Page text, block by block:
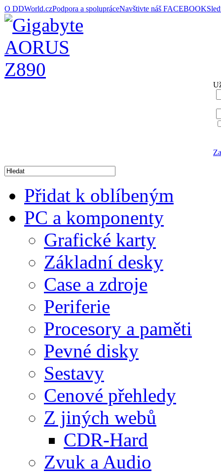
O DDWorld.czPodpora a spolupráceNavštivte náš FACEBOOK
Přidat k oblíbeným
PC a komponenty
Grafické karty
Základní desky
Case a zdroje
Periferie
Procesory a paměti
Pevné disky
Sestavy
Cenové přehledy
Z jiných webů
CDR-Hard
Zvuk a Audio